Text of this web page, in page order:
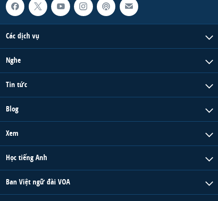
Các dịch vụ
Nghe
Tin tức
Blog
Xem
Học tiếng Anh
Ban Việt ngữ đài VOA